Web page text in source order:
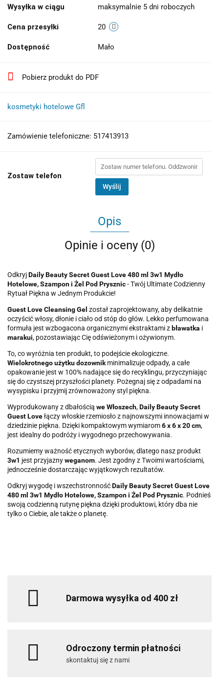
Wysyłka w ciągu maksymalnie 5 dni roboczych
Cena przesyłki 20
Dostępność Mało
Pobierz produkt do PDF
kosmetyki hotelowe Gfl
Zamówienie telefoniczne: 517413913
Zostaw telefon
Wyślij
Opis
Opinie i oceny (0)
OdkryjDaily Beauty Secret Guest Love 480 ml 3w1 Mydło
Hotelowe, Szampon i Żel Pod Prysznic- Twój Ultimate Codzienny
Rytuał Piękna w Jednym Produkcie!
Guest Love Cleansing Gel został zaprojektowany, aby delikatnie
oczyścić włosy, dłonie i ciało od stóp do głów. Lekko perfumowana
formuła jest wzbogacona organicznymi ekstraktami z bławatka i
marakui, pozostawiając Cię odświeżonym i ożywionym.
To, co wyróżnia ten produkt, to podejście ekologiczne.
Wielokrotnego użytku dozownikminimalizuje odpady, a całe
opakowanie jest w 100% nadające się do recyklingu, przyczyniając
się do czystszej przyszłości planety. Pożegnaj się z odpadami na
wysypisku i przyjmij zrównoważony styl piękna.
Wyprodukowany z dbałością we Włoszech,Daily Beauty Secret
Guest Lovełączy włoskie rzemiosło z najnowszymi innowacjami w
dziedzinie piękna. Dzięki kompaktowym wymiarom6 x 6 x 20 cm,
jest idealny do podróży i wygodnego przechowywania.
Rozumiemy ważność etycznych wyborów, dlatego nasz produkt
3w1 jest przyjaznyweganom. Jest zgodny z Twoimi wartościami,
jednocześnie dostarczając wyjątkowych rezultatów.
Odkryj wygodę i wszechstronnośćDaily Beauty Secret Guest Love
480 ml 3w1 Mydło Hotelowe, Szampon i Żel Pod Prysznic. Podnieś
swoją codzienną rutynę piękna dzięki produktowi, który dba nie
tylko o Ciebie, ale także o planetę.
Darmowa wysyłka od 400 zł
Odroczony termin płatności
skontaktuj się z nami